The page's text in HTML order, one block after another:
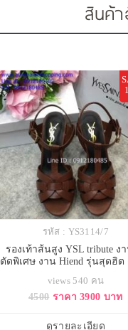
สินค้
รหัส : YS3114/7
รองเท้าส้นสูง YSL tribute ง
ตัดพิเศษ งาน Hiend รุ่นสุดฮิต
views 540 คน
4500 ราคา 3900 บาท
ดูรายละเอียด